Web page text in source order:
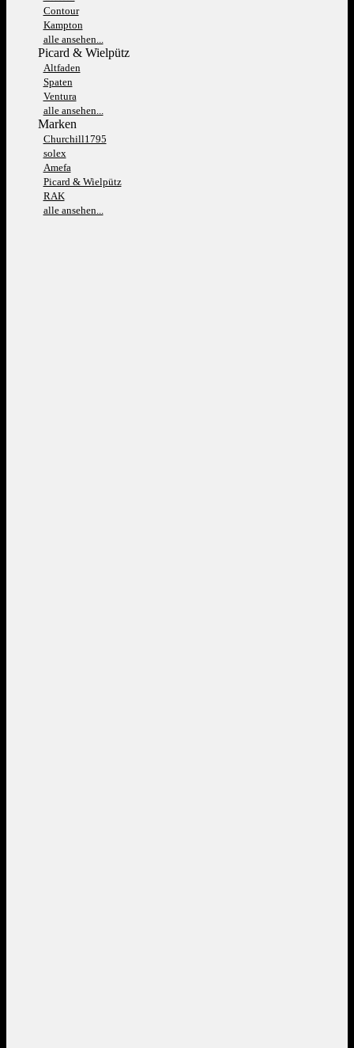
Contour
Kampton
alle ansehen...
Picard & Wielpütz
Altfaden
Spaten
Ventura
alle ansehen...
Marken
Churchill1795
solex
Amefa
Picard & Wielpütz
RAK
alle ansehen...